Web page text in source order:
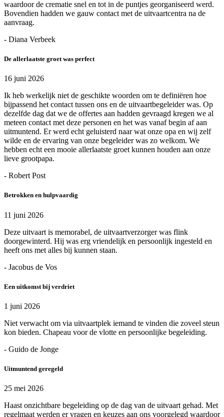
waardoor de crematie snel en tot in de puntjes georganiseerd werd.
Bovendien hadden we gauw contact met de uitvaartcentra na de
aanvraag.
- Diana Verbeek
De allerlaatste groet was perfect
16 juni 2026
Ik heb werkelijk niet de geschikte woorden om te definiëren hoe
bijpassend het contact tussen ons en de uitvaartbegeleider was. Op
dezelfde dag dat we de offertes aan hadden gevraagd kregen we al
meteen contact met deze personen en het was vanaf begin af aan
uitmuntend. Er werd echt geluisterd naar wat onze opa en wij zelf
wilde en de ervaring van onze begeleider was zo welkom. We
hebben echt een mooie allerlaatste groet kunnen houden aan onze
lieve grootpapa.
- Robert Post
Betrokken en hulpvaardig
11 juni 2026
Deze uitvaart is memorabel, de uitvaartverzorger was flink
doorgewinterd. Hij was erg vriendelijk en persoonlijk ingesteld en
heeft ons met alles bij kunnen staan.
- Jacobus de Vos
Een uitkomst bij verdriet
1 juni 2026
Niet verwacht om via uitvaartplek iemand te vinden die zoveel steun
kon bieden. Chapeau voor de vlotte en persoonlijke begeleiding.
- Guido de Jonge
Uitmuntend geregeld
25 mei 2026
Haast onzichtbare begeleiding op de dag van de uitvaart gehad. Met
regelmaat werden er vragen en keuzes aan ons voorgelegd waardoor